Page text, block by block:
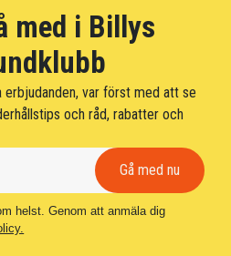
med i Billys
erbjudanden, var först med att se
och råd, rabatter och
helst. Genom att anmäla dig